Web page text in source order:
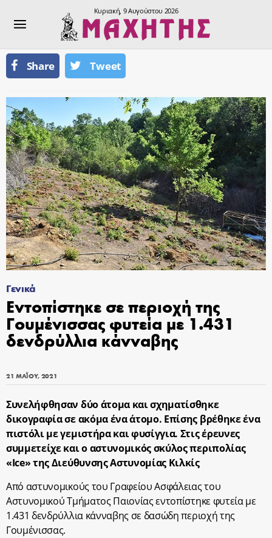
Κυριακή, 9 Αυγούστου 2026
Γενικά
Εντοπίστηκε σε περιοχή της
Γουμένισσας φυτεία με 1.431
δενδρύλλια κάνναβης
21 ΜΑΪ́ΟΥ, 2021
Συνελήφθησαν δύο άτομα και σχηματίσθηκε
δικογραφία σε ακόμα ένα άτομο. Επίσης βρέθηκε ένα
πιστόλι με γεμιστήρα και φυσίγγια. Στις έρευνες
συμμετείχε και ο αστυνομικός σκύλος περιπολίας
«Ice» της Διεύθυνσης Αστυνομίας Κιλκίς
Από αστυνομικούς του Γραφείου Ασφάλειας του
Αστυνομικού Τμήματος Παιονίας εντοπίστηκε φυτεία με
1.431 δενδρύλλια κάνναβης σε δασώδη περιοχή της
Γουμένισσας.
Share Tweet